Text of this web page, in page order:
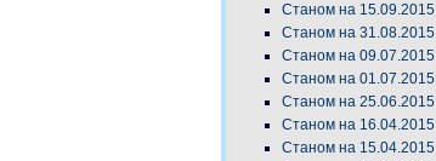
Станом на 15.09.2015
Станом на 31.08.2015
Станом на 09.07.2015
Станом на 01.07.2015
Станом на 25.06.2015
Станом на 16.04.2015
Станом на 15.04.2015